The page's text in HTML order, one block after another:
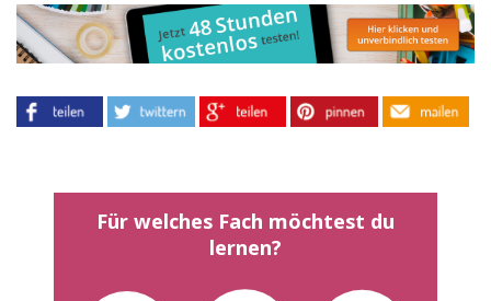
Für welches Fach möchtest du
lernen?